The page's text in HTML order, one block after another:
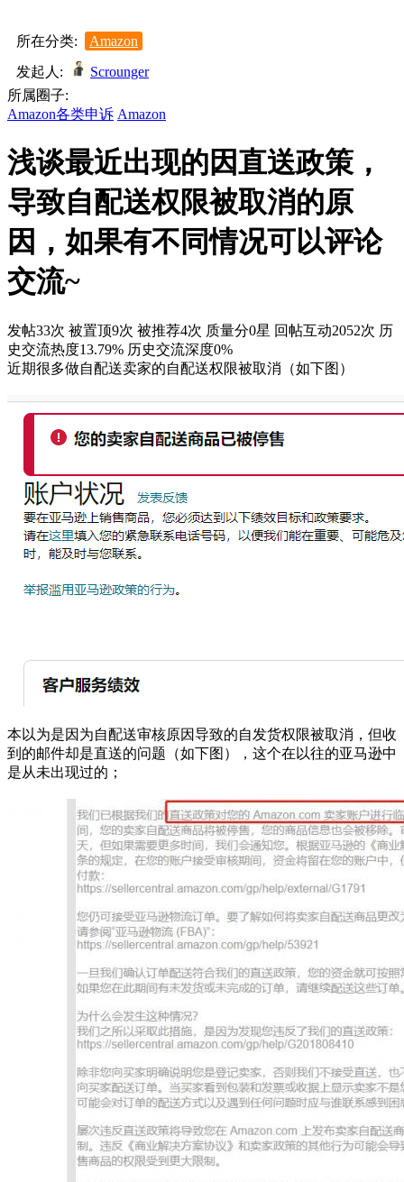
所在分类:
Amazon
发起人:
Scrounger
所属圈子:
Amazon各类申诉 Amazon
浅谈最近出现的因直送政策，
导致自配送权限被取消的原
因，如果有不同情况可以评论
交流~
发帖33次 被置顶9次 被推荐4次 质量分0星 回帖互动2052次 历
史交流热度13.79% 历史交流深度0%
近期很多做自配送卖家的自配送权限被取消（如下图）
本以为是因为自配送审核原因导致的自发货权限被取消，但收
到的邮件却是直送的问题（如下图），这个在以往的亚马逊中
是从未出现过的；